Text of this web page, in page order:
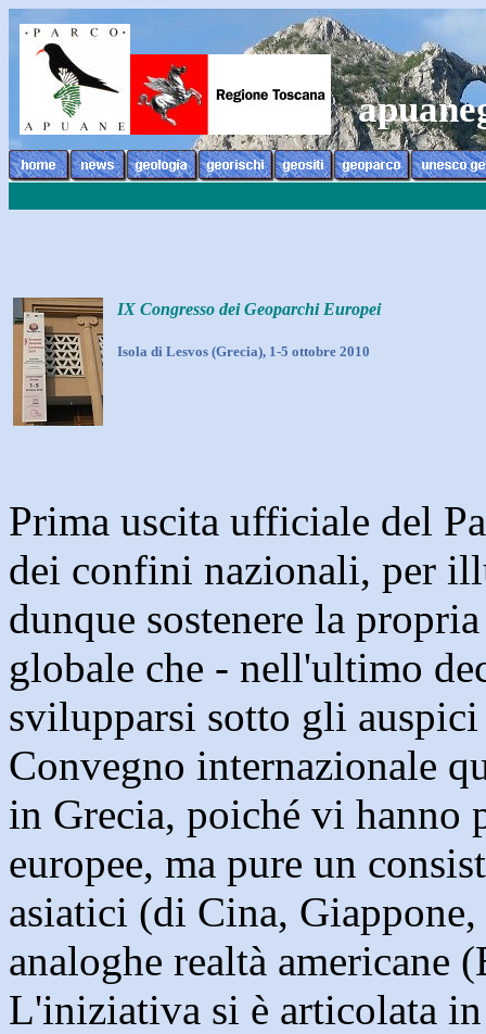
IX Congresso dei Geoparchi Europei
Isola di Lesvos (Grecia), 1-5 ottobre 2010
Prima uscita ufficiale del
dei confini nazionali, per
dunque sostenere la
globale che - nell'ultimo
svilupparsi sotto gli
Convegno internazionale
in Grecia, poiché vi hanno
europee, ma pure un
asiatici (di Cina,
analoghe realtà americane
L'iniziativa si è articolata